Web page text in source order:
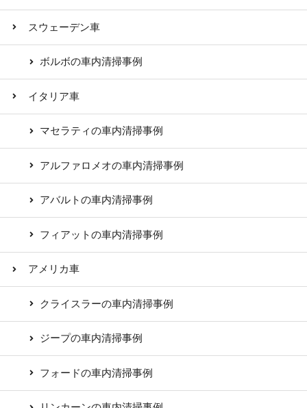
スウェーデン車
ボルボの車内清掃事例
イタリア車
マセラティの車内清掃事例
アルファロメオの車内清掃事例
アバルトの車内清掃事例
フィアットの車内清掃事例
アメリカ車
クライスラーの車内清掃事例
ジープの車内清掃事例
フォードの車内清掃事例